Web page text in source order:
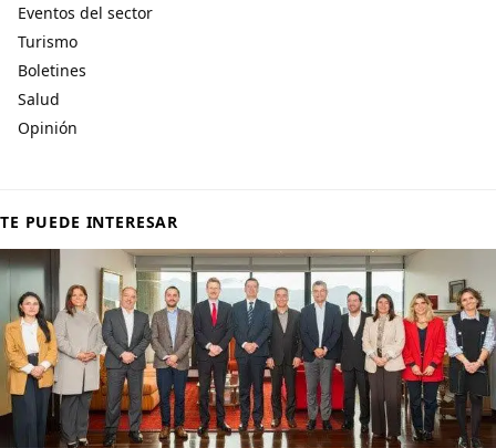
Eventos del sector
Turismo
Boletines
Salud
Opinión
TE PUEDE INTERESAR